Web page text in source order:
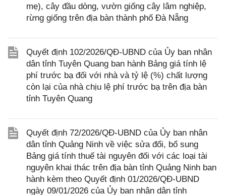
mẹ), cây đầu dòng, vườn giống cây lâm nghiệp,
rừng giống trên địa bàn thành phố Đà Nẵng
Quyết định 102/2026/QĐ-UBND của Ủy ban nhân
dân tỉnh Tuyên Quang ban hành Bảng giá tính lệ
phí trước bạ đối với nhà và tỷ lệ (%) chất lượng
còn lại của nhà chịu lệ phí trước bạ trên địa bàn
tỉnh Tuyên Quang
Quyết định 72/2026/QĐ-UBND của Ủy ban nhân
dân tỉnh Quảng Ninh về việc sửa đổi, bổ sung
Bảng giá tính thuế tài nguyên đối với các loại tài
nguyên khai thác trên địa bàn tỉnh Quảng Ninh ban
hành kèm theo Quyết định 01/2026/QĐ-UBND
ngày 09/01/2026 của Ủy ban nhân dân tỉnh